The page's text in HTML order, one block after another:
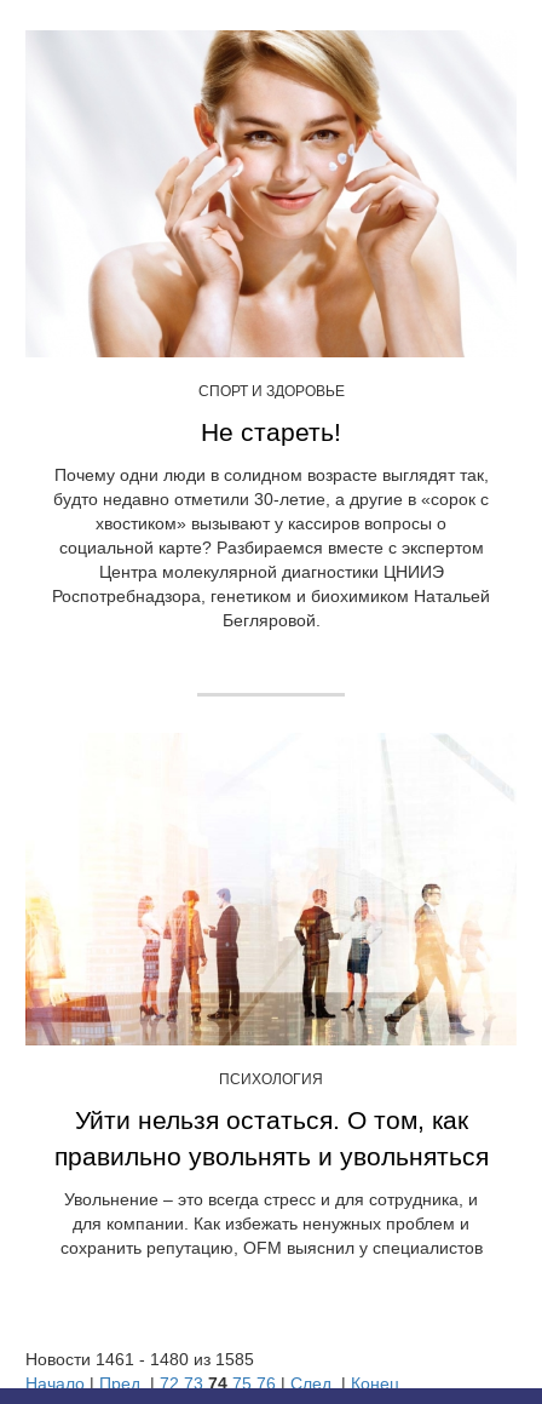
СПОРТ И ЗДОРОВЬЕ
Не стареть!
Почему одни люди в солидном возрасте выглядят так,
будто недавно отметили 30-летие, а другие в «сорок с
хвостиком» вызывают у кассиров вопросы о
социальной карте? Разбираемся вместе с экспертом
Центра молекулярной диагностики ЦНИИЭ
Роспотребнадзора, генетиком и биохимиком Натальей
Бегляровой.
ПСИХОЛОГИЯ
Уйти нельзя остаться. О том, как
правильно увольнять и увольняться
Увольнение – это всегда стресс и для сотрудника, и
для компании. Как избежать ненужных проблем и
сохранить репутацию, OFM выяснил у специалистов
Новости 1461 - 1480 из 1585
Начало | Пред. |72 73 74 75 76 |След. | Конец